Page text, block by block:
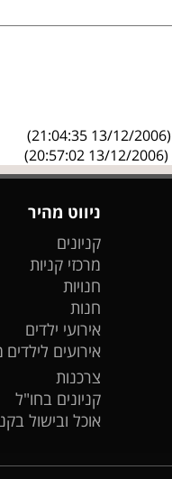
(13/12/2006 21:04:35)
(13/12/2006 20:57:02)
ניווט מהיר
קניונים
מרכזי קניות
חנויות
חנות
אירועי ילדים
אירועים לילדים
צרכנות
קניונים בחו"ל
אוכל ובישול